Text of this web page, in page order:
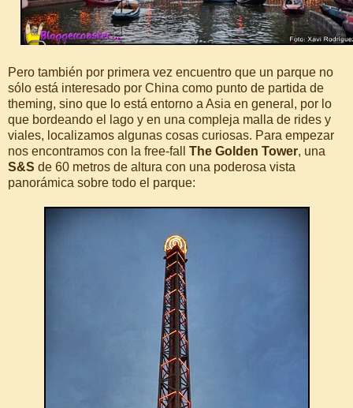
Pero también por primera vez encuentro que un parque no
sólo está interesado por China como punto de partida de
theming, sino que lo está entorno a Asia en general, por lo
que bordeando el lago y en una compleja malla de rides y
viales, localizamos algunas cosas curiosas. Para empezar
nos encontramos con la free-fall The Golden Tower, una
S&S de 60 metros de altura con una poderosa vista
panorámica sobre todo el parque: